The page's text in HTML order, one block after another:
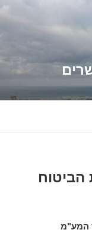
הביטוח
המע"מ